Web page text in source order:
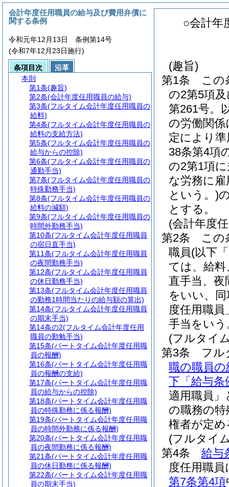
○会計年
(趣旨)
第1条
この
の2第5項
第261号。
の労働関
定により
38条第4項
の2第1項
な労務に
という。)
とする。
(会計年度
第2条
この
職員(以下
ては、給料
直手当、夜
をいい、
度任用職
手当をいう
(フルタイ
第3条
フル
職の職員
下「給与条
適用職員」
の職務の
権者が定め
(フルタイ
第4条
給与
度任用職
第7条第4項
会計年度任用職員の給与及び費用弁償に
関する条例
令和元年12月13日 条例第14号
(令和7年12月23日施行)
条項目次
沿革
本則
第1条(趣旨)
第2条(会計年度任用職員の給与)
第3条(フルタイム会計年度任用職員の
給料)
第4条(フルタイム会計年度任用職員の
給料の支給方法)
第5条(フルタイム会計年度任用職員の
給与からの控除)
第6条(フルタイム会計年度任用職員の
通勤手当)
第7条(フルタイム会計年度任用職員の
特殊勤務手当)
第8条(フルタイム会計年度任用職員の
給料の減額)
第9条(フルタイム会計年度任用職員の
時間外勤務手当)
第10条(フルタイム会計年度任用職員
の宿日直手当)
第11条(フルタイム会計年度任用職員
の夜間勤務手当)
第12条(フルタイム会計年度任用職員
の休日勤務手当)
第13条(フルタイム会計年度任用職員
の勤務1時間当たりの給与額の算出)
第14条(フルタイム会計年度任用職員
の期末手当)
第14条の2(フルタイム会計年度任用
職員の勤勉手当)
第15条(パートタイム会計年度任用職
員の報酬)
第16条(パートタイム会計年度任用職
員の報酬の支給)
第17条(パートタイム会計年度任用職
員の給与からの控除)
第18条(パートタイム会計年度任用職
員の特殊勤務に係る報酬)
第19条(パートタイム会計年度任用職
員の時間外勤務に係る報酬)
第20条(パートタイム会計年度任用職
員の夜間勤務に係る報酬)
第21条(パートタイム会計年度任用職
員の休日勤務に係る報酬)
第22条(パートタイム会計年度任用職
員の期末手当)